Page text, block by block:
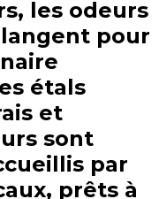
les odeurs
pour
étals
et
sont
par
prêts à